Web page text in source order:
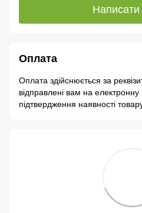
Написати
Оплата
Оплата здійснюється за
відправлені вам на електронну
підтвердження наявності